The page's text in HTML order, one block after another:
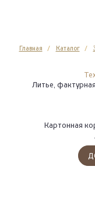
Главная Каталог
Литье,
Картонная